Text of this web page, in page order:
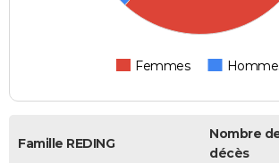
Femmes
Famille REDING
Nombre
décès